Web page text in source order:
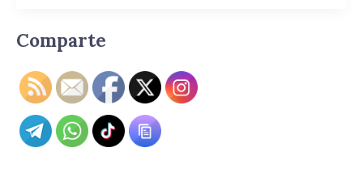
Comparte